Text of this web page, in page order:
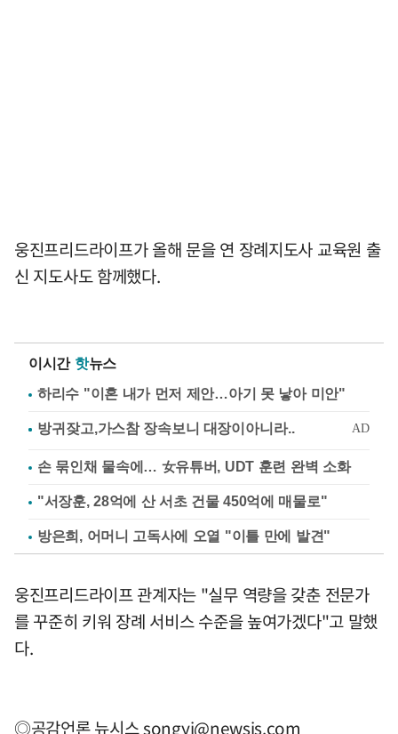
웅진프리드라이프가 올해 문을 연 장례지도사 교육원 출
신 지도사도 함께했다.
이시간 핫뉴스
하리수 "이혼 내가 먼저 제안…아기 못 낳아 미안"
손 묶인채 물속에… 女유튜버, UDT 훈련 완벽 소화
"서장훈, 28억에 산 서초 건물 450억에 매물로"
방은희, 어머니 고독사에 오열 "이틀 만에 발견"
웅진프리드라이프 관계자는 "실무 역량을 갖춘 전문가
를 꾸준히 키워 장례 서비스 수준을 높여가겠다"고 말했
다.
◎공감언론 뉴시스songyj@newsis.com